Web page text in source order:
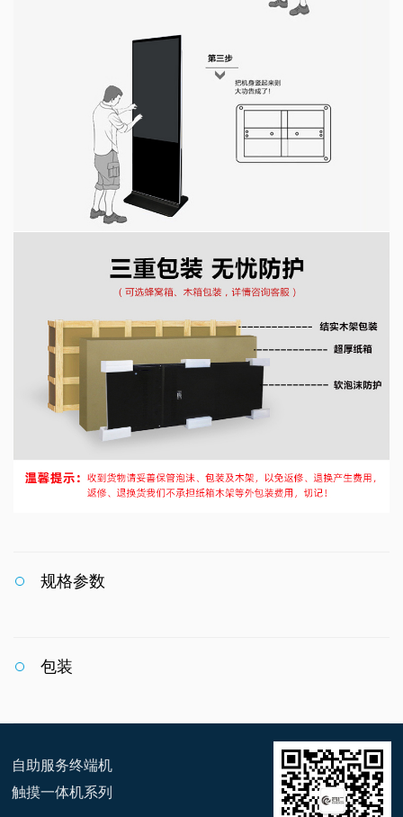
规格参数
包装
自助服务终端机
触摸一体机系列